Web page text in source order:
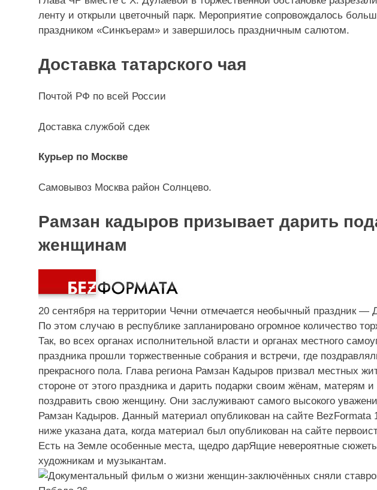
ленту и открыли цветочный парк. Мероприятие сопровождалось
праздником «Синкъерам» и завершилось праздничным салютом.
Доставка татарского чая
Почтой РФ по всей России
Доставка службой сдек
Курьер по Москве
Самовывоз Москва район Солнцево.
Рамзан кадыров призывает дарить
женщинам
20 сентября на территории Чечни отмечается необычный праздник —
По этом случаю в республике запланировано огромное количество
Так, во всех органах исполнительной власти и органах местного
праздника прошли торжественные собрания и встречи, где
прекрасного пола. Глава региона Рамзан Кадыров призвал местных
стороне от этого праздника и дарить подарки своим жёнам, матерям и
поздравить свою женщину. Они заслуживают самого высокого
Рамзан Кадыров. Данный материал опубликован на сайте BezFormata
ниже указана дата, когда материал был опубликован на сайте
Есть на Земле особенные места, щедро дарЯщие невероятные
художникам и музыкантам.